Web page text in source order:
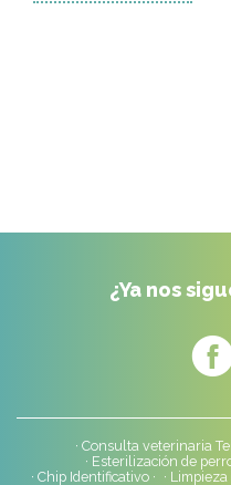
¿Ya nos
Consulta veterinaria
Esterilización de
Chip Identificativo
Limpieza